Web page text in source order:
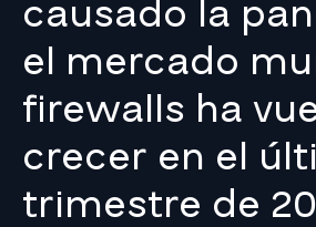
causado la
el mercado
firewalls ha
crecer en el
trimestre de